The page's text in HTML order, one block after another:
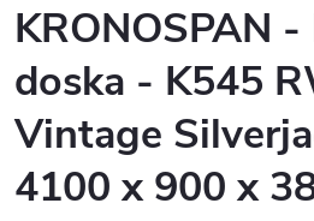
KRONOSPAN
doska - K545
Vintage
4100 x 900 x